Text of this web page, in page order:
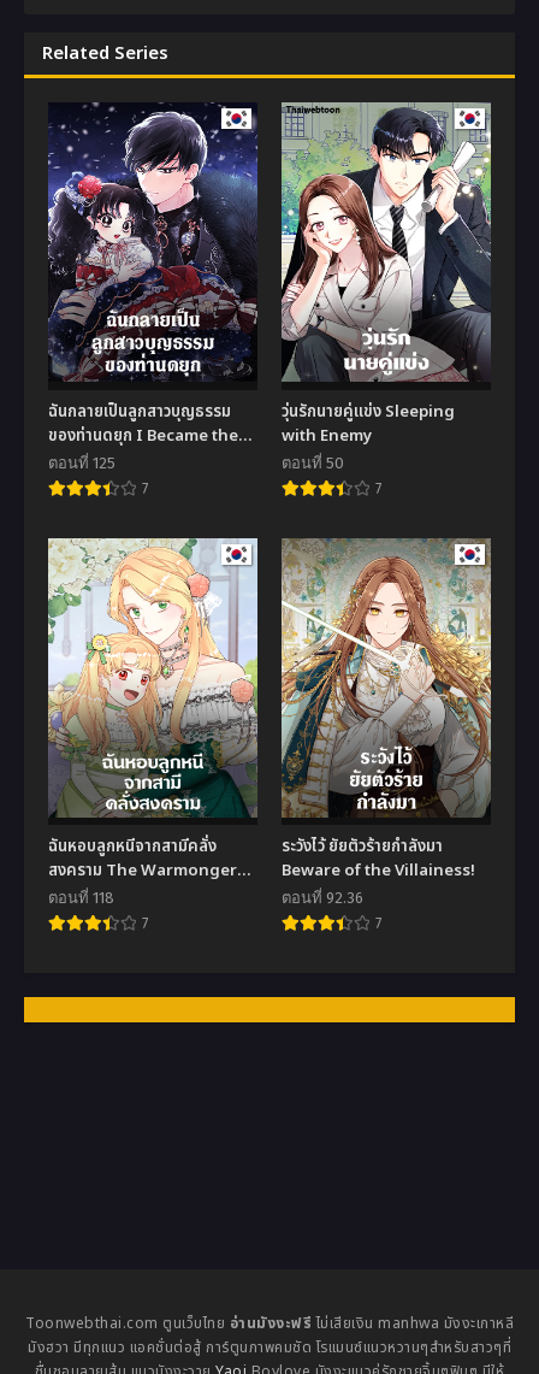
Related Series
ฉันกลายเป็นลูกสาวบุญธรรม
ของท่านดยุก I Became the
Male Lead’s Adopted
Daughter
ตอนที่ 125
7
วุ่นรักนายคู่แข่ง Sleeping
with Enemy
ตอนที่ 50
7
ฉันหอบลูกหนีจากสามีคลั่ง
สงคราม The Warmonger
Husband
ตอนที่ 118
7
ระวังไว้ ยัยตัวร้ายกำลังมา
Beware of the Villainess!
ตอนที่ 92.36
7
Toonwebthai.com ตูนเว็บไทย อ่านมังงะฟรี ไม่เสียเงิน manhwa มังงะเกาหลี
มังฮวา มีทุกแนว แอคชั่นต่อสู้ การ์ตูนภาพคมชัด โรแมนซ์แนวหวานๆสำหรับสาวๆที่